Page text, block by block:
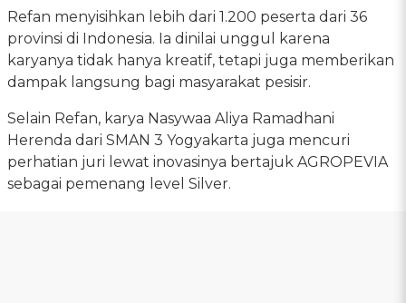
Refan menyisihkan lebih dari 1.200 peserta dari 36
provinsi di Indonesia. Ia dinilai unggul karena
karyanya tidak hanya kreatif, tetapi juga memberikan
dampak langsung bagi masyarakat pesisir.
Selain Refan, karya Nasywaa Aliya Ramadhani
Herenda dari SMAN 3 Yogyakarta juga mencuri
perhatian juri lewat inovasinya bertajuk AGROPEVIA
sebagai pemenang level Silver.